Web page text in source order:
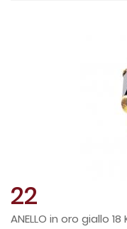
22
ANELLO in oro giallo